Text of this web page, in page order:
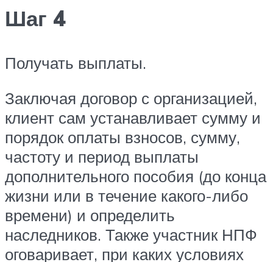
Шаг 4
Получать выплаты.
Заключая договор с организацией,
клиент сам устанавливает сумму и
порядок оплаты взносов, сумму,
частоту и период выплаты
дополнительного пособия (до конца
жизни или в течение какого-либо
времени) и определить
наследников. Также участник НПФ
оговаривает, при каких условиях